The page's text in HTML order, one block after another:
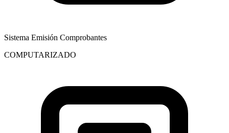
Sistema Emisión Comprobantes
COMPUTARIZADO